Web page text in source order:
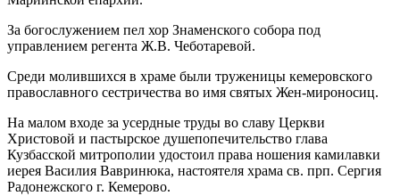
За богослужением пел хор Знаменского собора под
управлением регента Ж.В. Чеботаревой.
Среди молившихся в храме были труженицы кемеровского
православного сестричества во имя святых Жен-мироносиц.
На малом входе за усердные труды во славу Церкви
Христовой и пастырское душепопечительство глава
Кузбасской митрополии удостоил права ношения камилавки
иерея Василия Вавринюка, настоятеля храма св. прп. Сергия
Радонежского г. Кемерово.